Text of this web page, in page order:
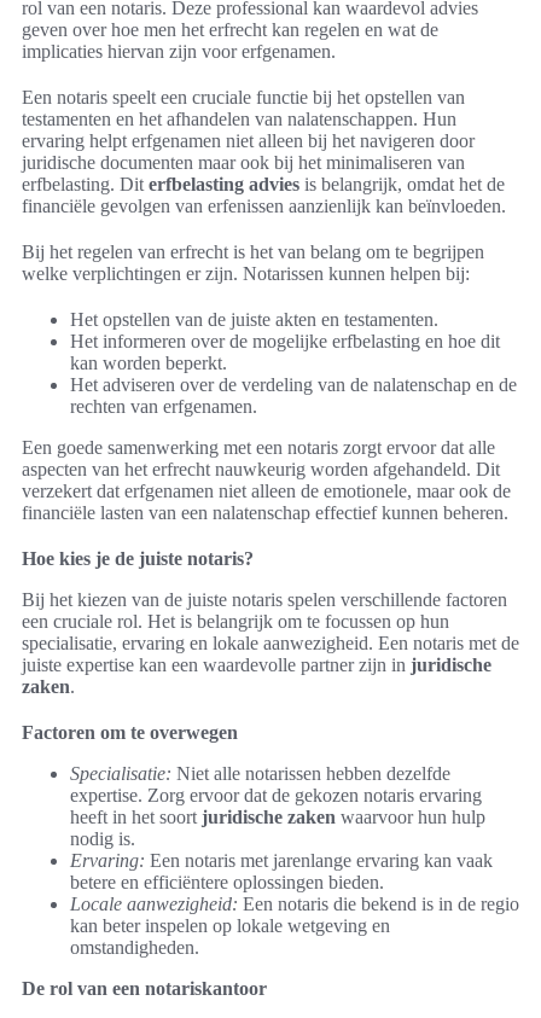
rol van een notaris. Deze professional kan waardevol advies
geven over hoe men het erfrecht kan regelen en wat de
implicaties hiervan zijn voor erfgenamen.
Een notaris speelt een cruciale functie bij het opstellen van
testamenten en het afhandelen van nalatenschappen. Hun
ervaring helpt erfgenamen niet alleen bij het navigeren door
juridische documenten maar ook bij het minimaliseren van
erfbelasting. Dit erfbelasting advies is belangrijk, omdat het de
financiële gevolgen van erfenissen aanzienlijk kan beïnvloeden.
Bij het regelen van erfrecht is het van belang om te begrijpen
welke verplichtingen er zijn. Notarissen kunnen helpen bij:
Het opstellen van de juiste akten en testamenten.
Het informeren over de mogelijke erfbelasting en hoe dit
kan worden beperkt.
Het adviseren over de verdeling van de nalatenschap en de
rechten van erfgenamen.
Een goede samenwerking met een notaris zorgt ervoor dat alle
aspecten van het erfrecht nauwkeurig worden afgehandeld. Dit
verzekert dat erfgenamen niet alleen de emotionele, maar ook de
financiële lasten van een nalatenschap effectief kunnen beheren.
Hoe kies je de juiste notaris?
Bij het kiezen van de juiste notaris spelen verschillende factoren
een cruciale rol. Het is belangrijk om te focussen op hun
specialisatie, ervaring en lokale aanwezigheid. Een notaris met de
juiste expertise kan een waardevolle partner zijn in juridische
zaken.
Factoren om te overwegen
Specialisatie: Niet alle notarissen hebben dezelfde
expertise. Zorg ervoor dat de gekozen notaris ervaring
heeft in het soort juridische zaken waarvoor hun hulp
nodig is.
Ervaring: Een notaris met jarenlange ervaring kan vaak
betere en efficiëntere oplossingen bieden.
Locale aanwezigheid: Een notaris die bekend is in de regio
kan beter inspelen op lokale wetgeving en
omstandigheden.
De rol van een notariskantoor